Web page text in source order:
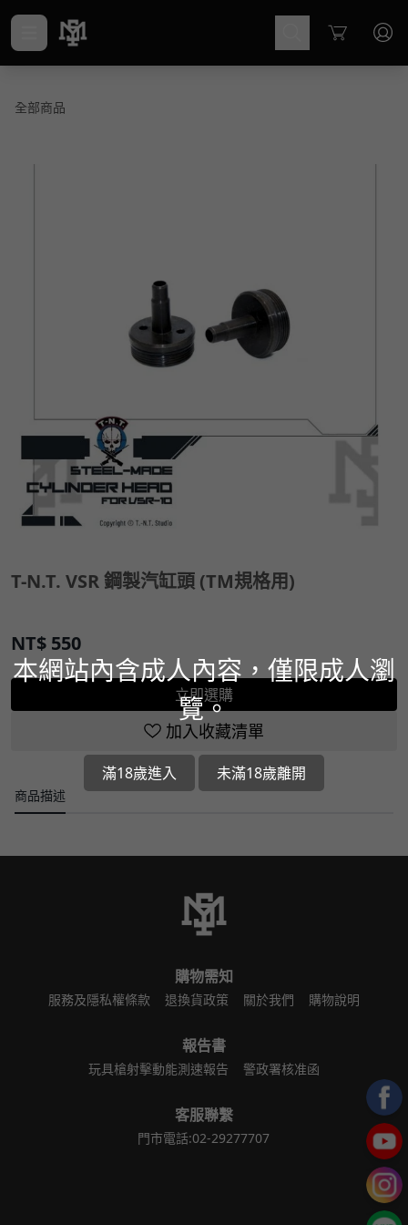
Cart
全部商品
T-N.T. VSR 鋼製汽缸頭 (TM規格用)
NT$ 550
立即選購
加入收藏清單
商品描述
購物需知
服務及隱私權條款 退換貨政策 關於我們 購物說明
報告書
玩具槍射擊動能測速報告 警政署核准函
客服聯繫
門市電話:02-29277707
本網站內含成人內容，僅限成人瀏
覽。
滿18歲進入 未滿18歲離開